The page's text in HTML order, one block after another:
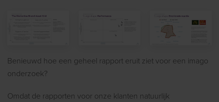
View View
Page
View
Page
Benieuwd hoe een geheel rapport eruit ziet voor een imago
onderzoek?
Omdat de rapporten voor onze klanten natuurlijk